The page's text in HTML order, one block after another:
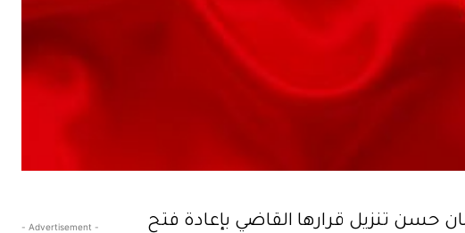
- Advertisement -
من أجل ضمان حسن تنزيل قرارها القاضي بإعادة فتح